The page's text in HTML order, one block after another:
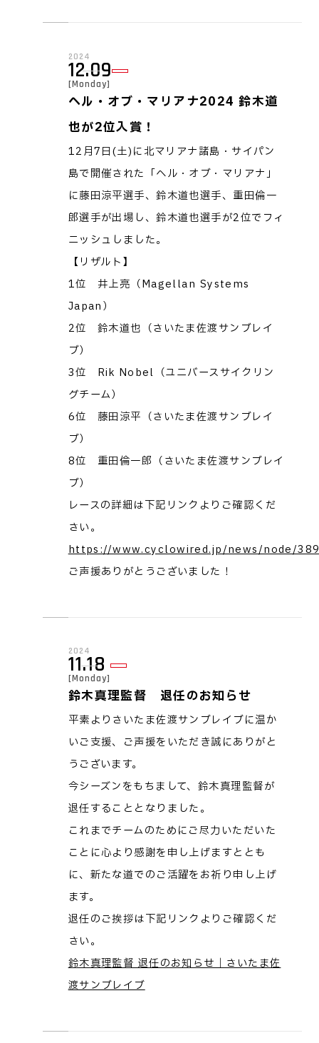
2024
12.09
[Monday]
ヘル・オブ・マリアナ2024 鈴木道
也が2位入賞！
12月7日(土)に北マリアナ諸島・サイパン
島で開催された「ヘル・オブ・マリアナ」
に藤田涼平選手、鈴木道也選手、重田倫一
郎選手が出場し、鈴木道也選手が2位でフィ
ニッシュしました。
【リザルト】
1位 井上亮（Magellan Systems
Japan）
2位 鈴木道也（さいたま佐渡サンブレイ
ブ）
3位 Rik Nobel（ユニバースサイクリン
グチーム）
6位 藤田涼平（さいたま佐渡サンブレイ
ブ）
8位 重田倫一郎（さいたま佐渡サンブレイ
ブ）
レースの詳細は下記リンクよりご確認くだ
さい。
https://www.cyclowired.jp/news/node/
ご声援ありがとうございました！
2024
11.18
[Monday]
鈴木真理監督 退任のお知らせ
平素よりさいたま佐渡サンブレイブに温か
いご支援、ご声援をいただき誠にありがと
うございます。
今シーズンをもちまして、鈴木真理監督が
退任することとなりました。
これまでチームのためにご尽力いただいた
ことに心より感謝を申し上げますととも
に、新たな道でのご活躍をお祈り申し上げ
ます。
退任のご挨拶は下記リンクよりご確認くだ
さい。
鈴木真理監督 退任のお知らせ｜さいたま佐
渡サンブレイブ